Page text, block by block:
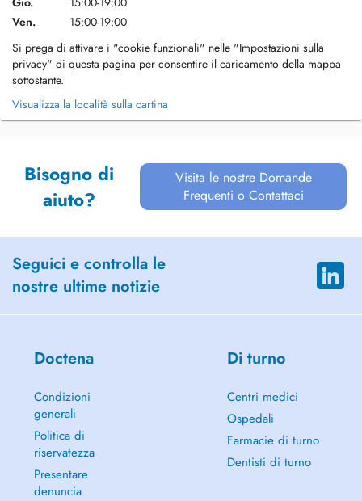
Ven.
15:00-19:00
Si prega di attivare i "cookie funzionali" nelle "Impostazioni sulla
privacy" di questa pagina per consentire il caricamento della mappa
sottostante.
Visualizza la località sulla cartina
Bisogno di
aiuto?
Visita le nostre Domande
Frequenti o Contattaci
Seguici e controlla le
nostre ultime notizie
Doctena
Condizioni
generali
Politica di
riservatezza
Presentare
denuncia
Di turno
Centri medici
Ospedali
Farmacie di turno
Dentisti di turno